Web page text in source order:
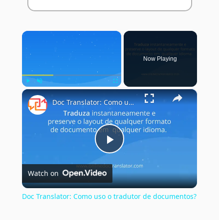
×
Play Unmute Fullscreen
Now Playing
×
Play
Video
Doc Translator: Como uso o tradutor de documentos?
Watch on
Doc Translator: Como uso o tradutor de documentos?